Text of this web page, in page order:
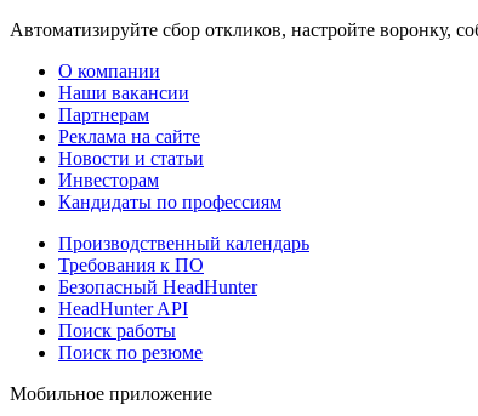
Автоматизируйте сбор откликов, настройте воронку,
О компании
Наши вакансии
Партнерам
Реклама на сайте
Новости и статьи
Инвесторам
Кандидаты по профессиям
Производственный календарь
Требования к ПО
Безопасный HeadHunter
HeadHunter API
Поиск работы
Поиск по резюме
Мобильное приложение